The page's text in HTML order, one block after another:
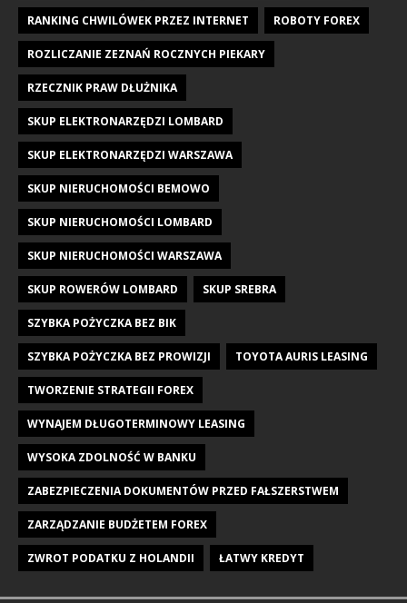
RANKING CHWILÓWEK PRZEZ INTERNET ROBOTY FOREX
ROZLICZANIE ZEZNAŃ ROCZNYCH PIEKARY
RZECZNIK PRAW DŁUŻNIKA
SKUP ELEKTRONARZĘDZI LOMBARD
SKUP ELEKTRONARZĘDZI WARSZAWA
SKUP NIERUCHOMOŚCI BEMOWO
SKUP NIERUCHOMOŚCI LOMBARD
SKUP NIERUCHOMOŚCI WARSZAWA
SKUP ROWERÓW LOMBARD SKUP SREBRA
SZYBKA POŻYCZKA BEZ BIK
SZYBKA POŻYCZKA BEZ PROWIZJI TOYOTA AURIS LEASING
TWORZENIE STRATEGII FOREX
WYNAJEM DŁUGOTERMINOWY LEASING
WYSOKA ZDOLNOŚĆ W BANKU
ZABEZPIECZENIA DOKUMENTÓW PRZED FAŁSZERSTWEM
ZARZĄDZANIE BUDŻETEM FOREX
ZWROT PODATKU Z HOLANDII ŁATWY KREDYT